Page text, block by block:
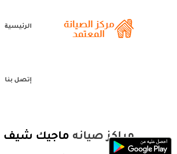
الرئيسية
إتصل بنا
مراكز صيانه ماجيك شيف